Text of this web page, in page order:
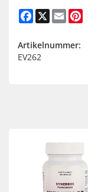
Facebook
X Email
Artikelnummer:
EV262